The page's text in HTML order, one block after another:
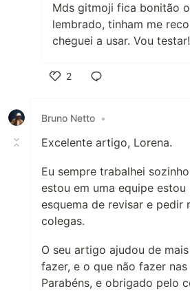
Mds gitmoji fica bonitão
lembrado, tinham me
cheguei a usar. Vou testar!
2
Bruno Netto •
Excelente artigo, Lorena.
Eu sempre trabalhei
estou em uma equipe estou
esquema de revisar e pedir
colegas.
O seu artigo ajudou de
fazer, e o que não fazer nas
Parabéns, e obrigado pelo